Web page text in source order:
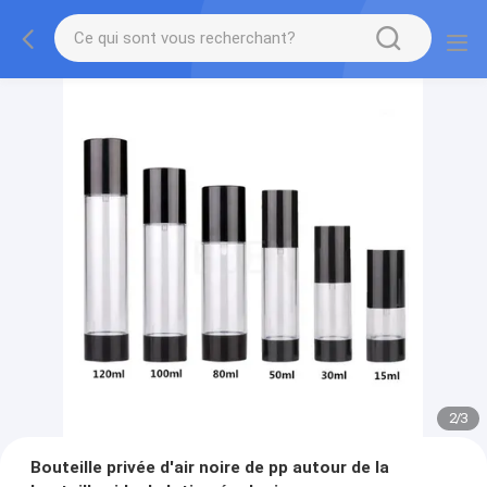
2/3
Bouteille privée d'air noire de pp autour de la